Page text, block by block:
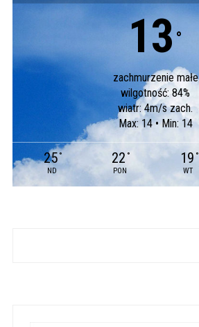
13 °
zachmurzenie małe
wilgotność: 84%
wiatr: 4m/s zach.
Max: 14 • Min: 14
25 °
ND
22 °
PON
19 °
WT